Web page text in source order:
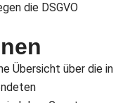
die DSGVO
Übersicht über die in